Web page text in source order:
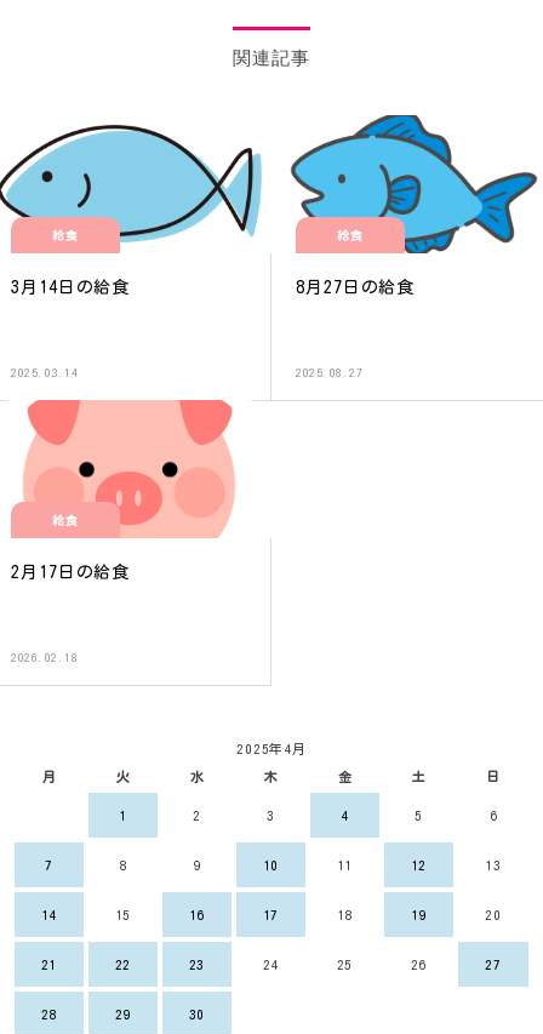
関連記事
給食
3月14日の給食
2025.03.14
給食
8月27日の給食
2025.08.27
給食
2月17日の給食
2026.02.18
2025年4月
月 火 水 木 金 土 日
1 2 3 4 5 6
7 8 9 10 11 12 13
14 15 16 17 18 19 20
21 22 23 24 25 26 27
28 29 30